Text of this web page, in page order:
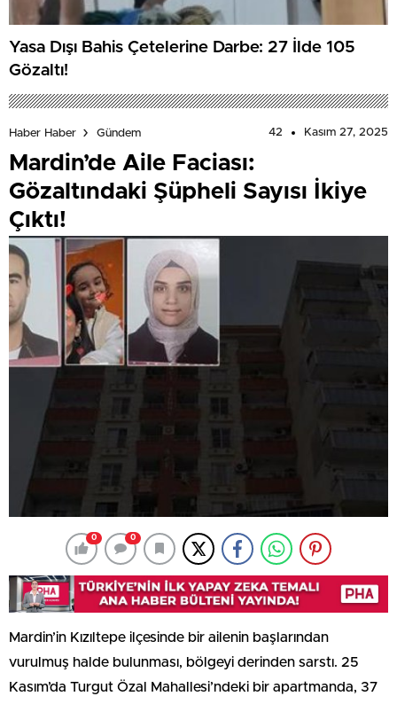
Yasa Dışı Bahis Çetelerine Darbe: 27 İlde 105
Gözaltı!
Haber Haber Gündem 42 Kasım 27, 2025
Mardin’de Aile Faciası:
Gözaltındaki Şüpheli Sayısı İkiye
Çıktı!
0 0
Mardin’in Kızıltepe ilçesinde bir ailenin başlarından
vurulmuş halde bulunması, bölgeyi derinden sarstı. 25
Kasım’da Turgut Özal Mahallesi’ndeki bir apartmanda, 37